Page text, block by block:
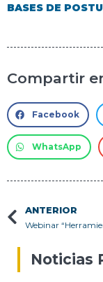
BASES DE
Compartir
Facebook
WhatsApp
ANTERIOR
Noticias